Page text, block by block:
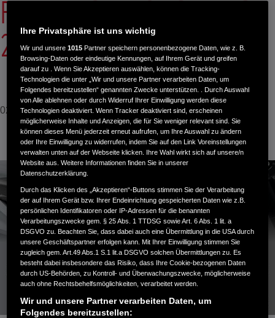
FÜR DIE HONDA CB125R DES
2026ER MODELLJAHRGANGS
02. Dezember 2025
Ihre Privatsphäre ist uns wichtig
Wir und unsere1015 Partner speichern personenbezogene Daten, wie z. B.
Browsing-Daten oder eindeutige Kennungen, auf Ihrem Gerät und greifen
darauf zu . Wenn Sie Akzeptieren auswählen, können die Tracking-
Technologien die unter „Wir und unsere Partner verarbeiten Daten, um
Folgendes bereitzustellen“ genannten Zwecke unterstützen. . Durch Auswahl
von Alle ablehnen oder durch Widerruf Ihrer Einwilligung werden diese
Technologien deaktiviert. Wenn Tracker deaktiviert sind, erscheinen
möglicherweise Inhalte und Anzeigen, die für Sie weniger relevant sind. Sie
können dieses Menü jederzeit erneut aufrufen, um Ihre Auswahl zu ändern
oder Ihre Einwilligung zu widerrufen, indem Sie auf den Link Voreinstellungen
verwalten unten auf der Webseite klicken. Ihre Wahl wirkt sich auf unsere/n
Website aus. Weitere Informationen finden Sie in unserer
Datenschutzerklärung.
Durch das Klicken des „Akzeptieren“-Buttons stimmen Sie der Verarbeitung
der auf Ihrem Gerät bzw. Ihrer Endeinrichtung gespeicherten Daten wie z.B.
persönlichen Identifikatoren oder IP-Adressen für die benannten
Verarbeitungszwecke gem. § 25 Abs. 1 TTDSG sowie Art. 6 Abs. 1 lit. a
DSGVO zu. Beachten Sie, dass dabei auch eine Übermittlung in die USA durch
unsere Geschäftspartner erfolgen kann. Mit Ihrer Einwilligung stimmen Sie
zugleich gem. Art.49 Abs.1 S.1 lit.a DSGVO solchen Übermittlungen zu. Es
besteht dabei insbesondere das Risiko, dass Ihre Cookie-bezogenen Daten
durch US-Behörden, zu Kontroll- und Überwachungszwecke, möglicherweise
auch ohne Rechtsbehelfsmöglichkeiten, verarbeitet werden.
Wir und unsere Partner verarbeiten Daten, um
Folgendes bereitzustellen: